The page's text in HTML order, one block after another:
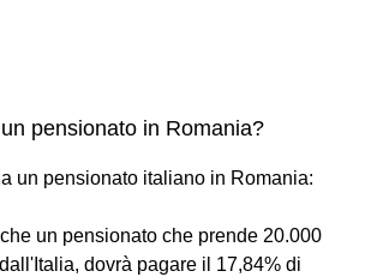
pensionato in Romania?
un pensionato italiano in Romania:
un pensionato che prende 20.000
dovrà pagare il 17,84% di